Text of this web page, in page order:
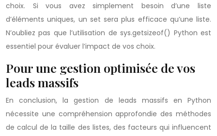
choix. Si vous avez simplement besoin d’une liste
d’éléments uniques, un set sera plus efficace qu’une liste.
N’oubliez pas que l’utilisation de sys.getsizeof() Python est
essentiel pour évaluer l’impact de vos choix.
Pour une gestion optimisée de vos
leads massifs
En conclusion, la gestion de leads massifs en Python
nécessite une compréhension approfondie des méthodes
de calcul de la taille des listes, des facteurs qui influencent